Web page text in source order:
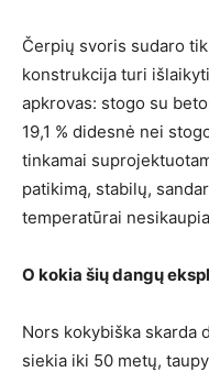
Čerpių svoris sudaro
konstrukcija turi
apkrovas: stogo su
19,1 % didesnė nei
tinkamai
patikimą, stabilų,
temperatūrai
O kokia šių dangų
Nors kokybiška skarda
siekia iki 50 metų,